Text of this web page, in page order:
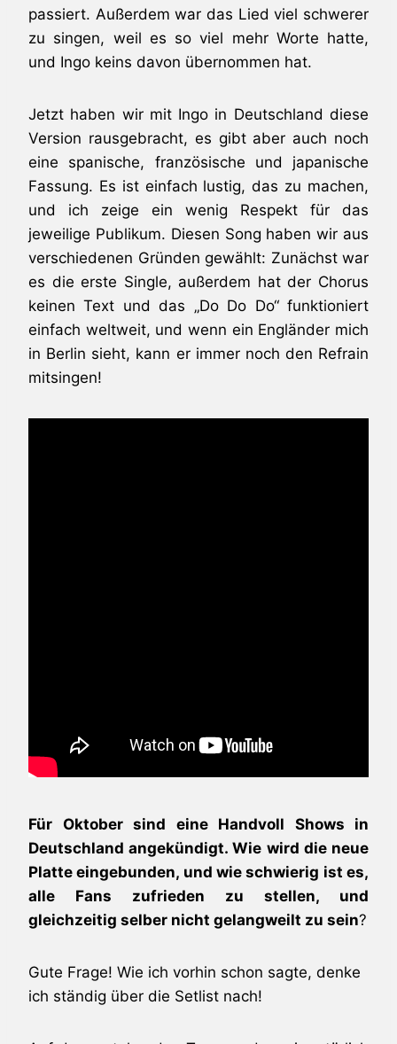
passiert. Außerdem war das Lied viel schwerer
zu singen, weil es so viel mehr Worte hatte,
und Ingo keins davon übernommen hat.
Jetzt haben wir mit Ingo in Deutschland diese
Version rausgebracht, es gibt aber auch noch
eine spanische, französische und japanische
Fassung. Es ist einfach lustig, das zu machen,
und ich zeige ein wenig Respekt für das
jeweilige Publikum. Diesen Song haben wir aus
verschiedenen Gründen gewählt: Zunächst war
es die erste Single, außerdem hat der Chorus
keinen Text und das „Do Do Do“ funktioniert
einfach weltweit, und wenn ein Engländer mich
in Berlin sieht, kann er immer noch den Refrain
mitsingen!
Für Oktober sind eine Handvoll Shows in
Deutschland angekündigt. Wie wird die neue
Platte eingebunden, und wie schwierig ist es,
alle Fans zufrieden zu stellen, und
gleichzeitig selber nicht gelangweilt zu sein?
Gute Frage! Wie ich vorhin schon sagte, denke
ich ständig über die Setlist nach!